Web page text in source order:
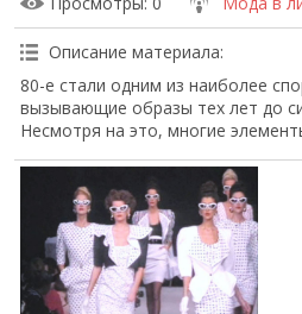
Описание материала:
80-е стали одним из наиболее
вызывающие образы тех лет до
Несмотря на это, многие